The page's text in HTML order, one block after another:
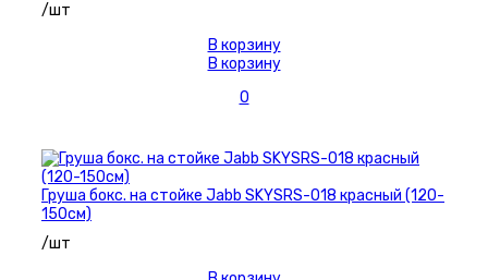
/шт
В корзину
В корзину
0
Груша бокс. на стойке Jabb SKYSRS-018 красный (120-
150см)
/шт